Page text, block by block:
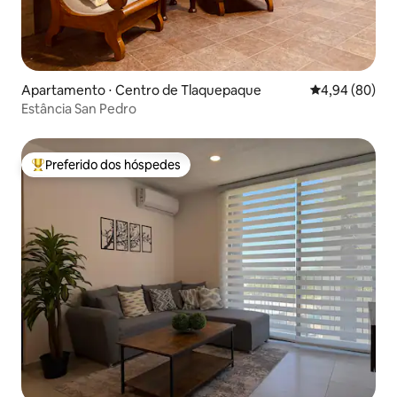
Apartamento ⋅ Centro de Tlaquepaque 4,94 de uma
4,94 (80)
Estância San Pedro
Entre os melhores preferidos dos hóspedes
Preferido dos hóspedes